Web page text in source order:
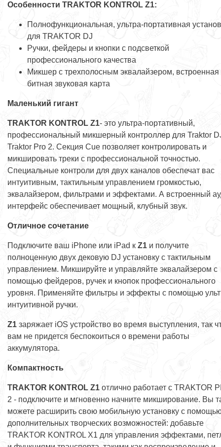
Особенности TRAKTOR KONTROL Z1:
Полнофункциональная, ультра-портативная
для TRAKTOR DJ
Ручки, фейдеры и кнопки с подсветкой
профессионального качества
Микшер с трехполосным эквалайзером, встроенная
битная звуковая карта
Маленький гигант
TRAKTOR KONTROL Z1- это ультра-портативный,
профессиональный микшерный контроллер для Traktor
Traktor Pro 2. Секция Cue позволяет контролировать и
микшировать треки с профессиональной точностью.
Специальные контроли для двух каналов обеспечат вас
интуитивным, тактильным управлением громкостью,
эквалайзером, фильтрами и эффектами. А встроенный
интерфейс обеспечивает мощный, клубный звук.
Отличное сочетание
Подключите ваш iPhone или iPad к Z1 и получите
полноценную двух дековую DJ установку с тактильным
управлением. Микшируйте и управляйте эквалайзером с
помощью фейдеров, ручек и кнопок профессионального
уровня. Применяйте фильтры и эффекты с помощью
интуитивной ручки.
Z1 заряжает iOS устройство во время выступления, так
вам не придется беспокоиться о времени работы
аккумулятора.
Компактность
TRAKTOR KONTROL Z1 отлично работает с TRAKTOR
2 - подключите и мгновенно начните микширование. Вы
можете расширить свою мобильную установку с
дополнительных творческих возможностей: добавьте
TRAKTOR KONTROL X1 для управления эффектами,